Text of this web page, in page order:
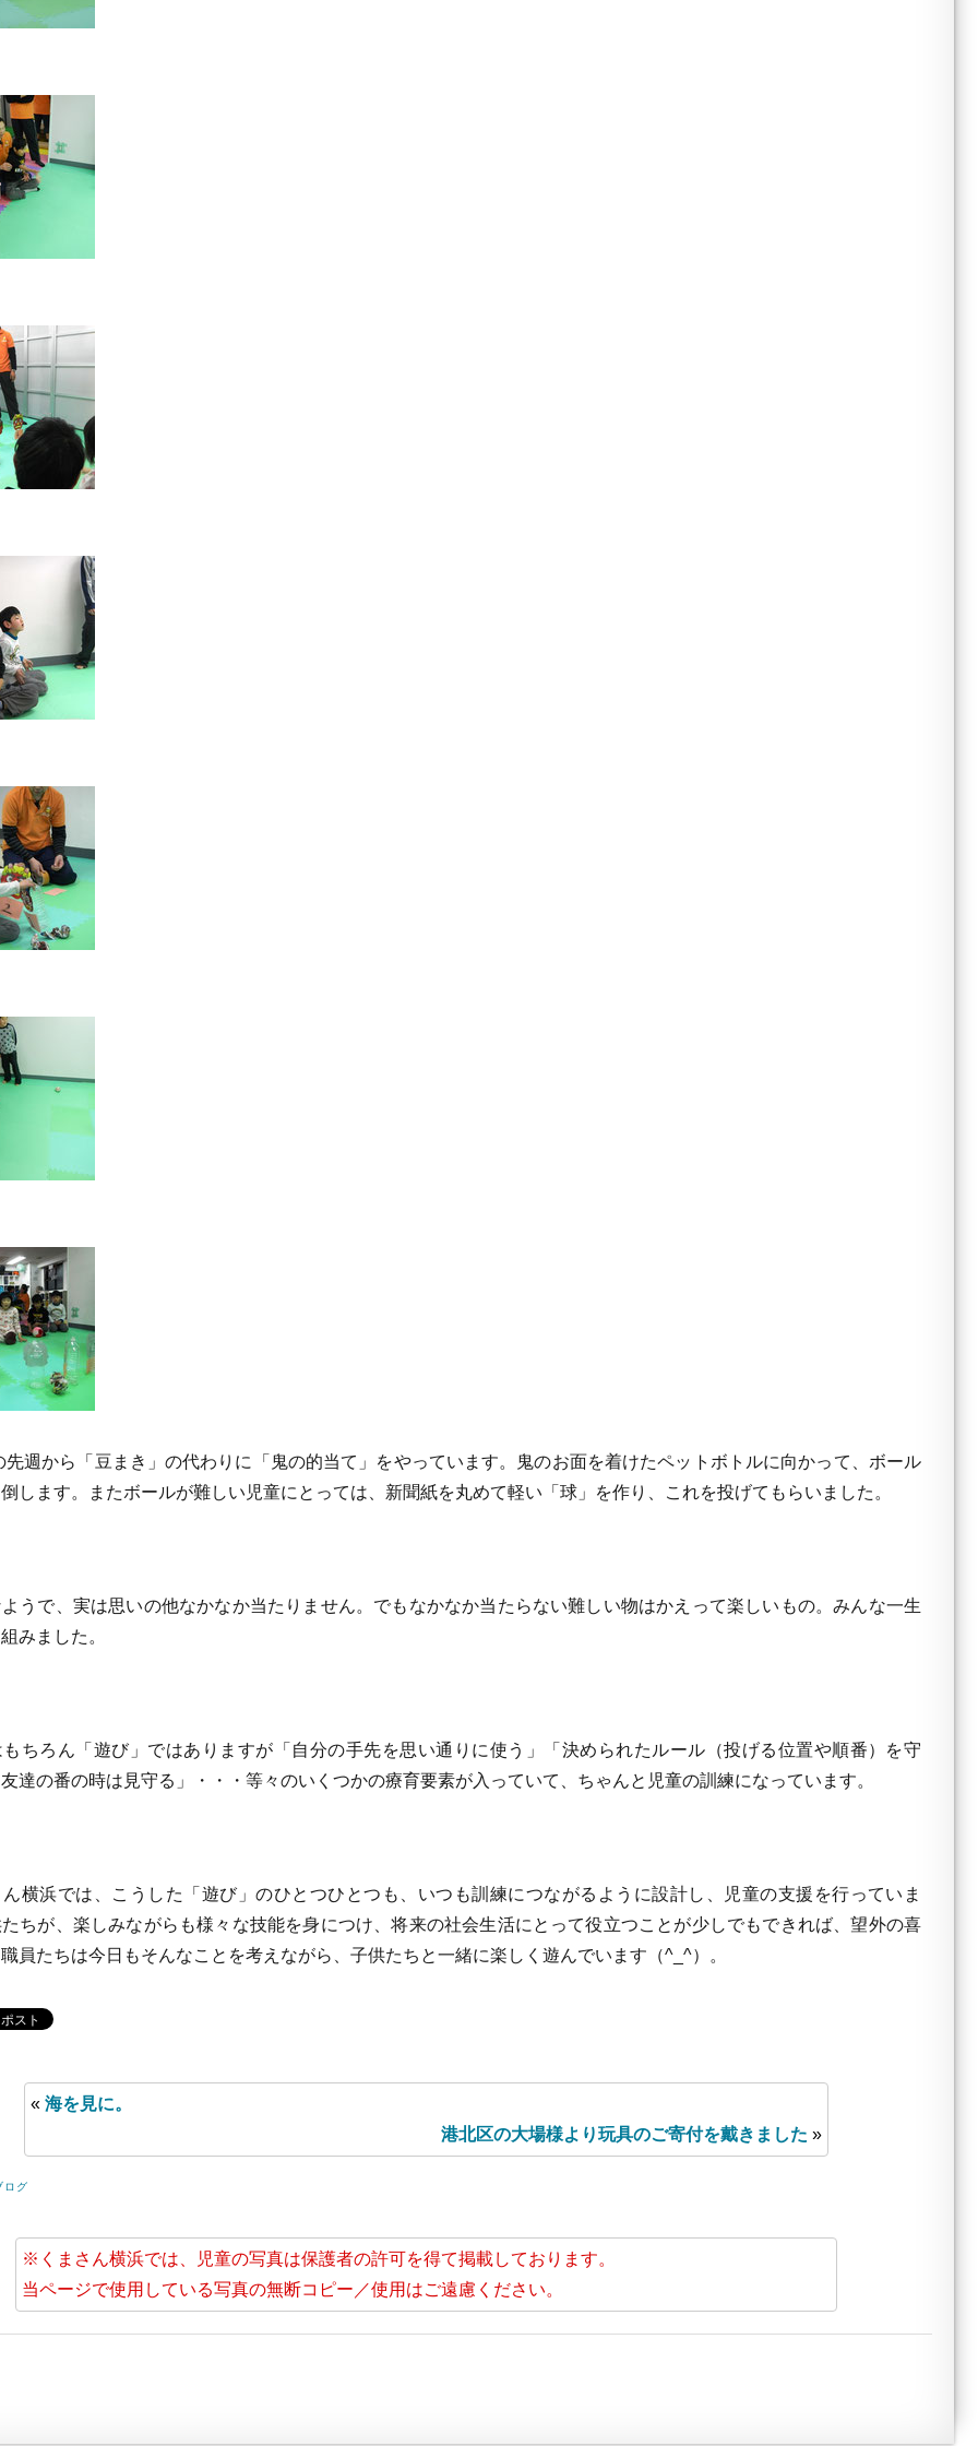
から「豆まき」の代わりに「鬼の的当て」をやっています。鬼のお面を着けたペットボトルに向かって、ボール
します。またボールが難しい児童にとっては、新聞紙を丸めて軽い「球」を作り、これを投げてもらいました。
で、実は思いの他なかなか当たりません。でもなかなか当たらない難しい物はかえって楽しいもの。みんな一生
みました。
ちろん「遊び」ではありますが「自分の手先を思い通りに使う」「決められたルール（投げる位置や順番）を守
達の番の時は見守る」・・・等々のいくつかの療育要素が入っていて、ちゃんと児童の訓練になっています。
横浜では、こうした「遊び」のひとつひとつも、いつも訓練につながるように設計し、児童の支援を行っていま
ちが、楽しみながらも様々な技能を身につけ、将来の社会生活にとって役立つことが少しでもできれば、望外の喜
員たちは今日もそんなことを考えながら、子供たちと一緒に楽しく遊んでいます（^_^）。
« 海を見に。
港北区の大場様より玩具のご寄付を戴きました »
ログ
※くまさん横浜では、児童の写真は保護者の許可を得て掲載しております。
当ページで使用している写真の無断コピー／使用はご遠慮ください。